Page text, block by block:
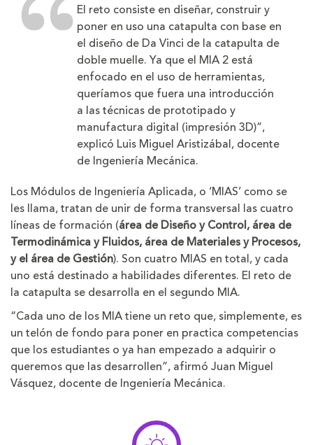
El reto consiste en diseñar, construir y
poner en uso una catapulta con base en
el diseño de Da Vinci de la catapulta de
doble muelle. Ya que el MIA 2 está
enfocado en el uso de herramientas,
queríamos que fuera una introducción
a las técnicas de prototipado y
manufactura digital (impresión 3D)”,
explicó Luis Miguel Aristizábal, docente
de Ingeniería Mecánica.
Los Módulos de Ingeniería Aplicada, o ‘MIAS’ como se
les llama, tratan de unir de forma transversal las cuatro
líneas de formación (área de Diseño y Control, área de
Termodinámica y Fluidos, área de Materiales y Procesos,
y el área de Gestión). Son cuatro MIAS en total, y cada
uno está destinado a habilidades diferentes. El reto de
la catapulta se desarrolla en el segundo MIA.
“Cada uno de los MIA tiene un reto que, simplemente, es
un telón de fondo para poner en practica competencias
que los estudiantes o ya han empezado a adquirir o
queremos que las desarrollen”, afirmó Juan Miguel
Vásquez, docente de Ingeniería Mecánica.